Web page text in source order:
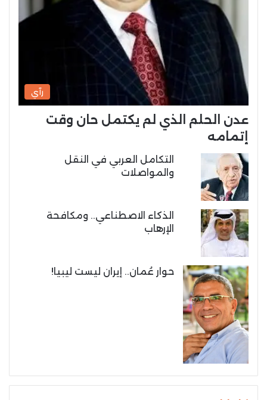
رآي
عدن الحلم الذي لم يكتمل حان وقت
إتمامه
التكامل العربي في النقل
والمواصلات
الذكاء الاصطناعي.. ومكافحة
الإرهاب
حوار عُمان.. إيران ليست ليبيا!